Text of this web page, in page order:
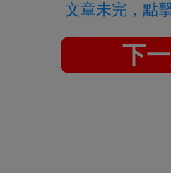
文章未完，點
下